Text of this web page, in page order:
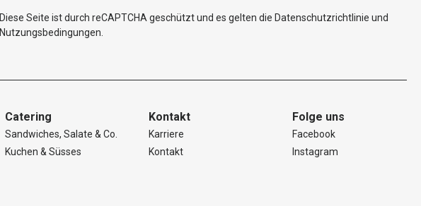
Diese Seite ist durch reCAPTCHA geschützt und es gelten die Datenschutzrichtlinie und
Nutzungsbedingungen
Catering
Sandwiches, Salate & Co.
Kuchen & Süsses
Kontakt
Karriere
Kontakt
Folge uns
Facebook
Instagram